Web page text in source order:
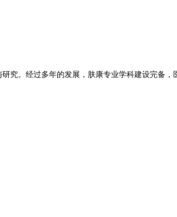
究。经过多年的发展，肤康专业学科建设完备，